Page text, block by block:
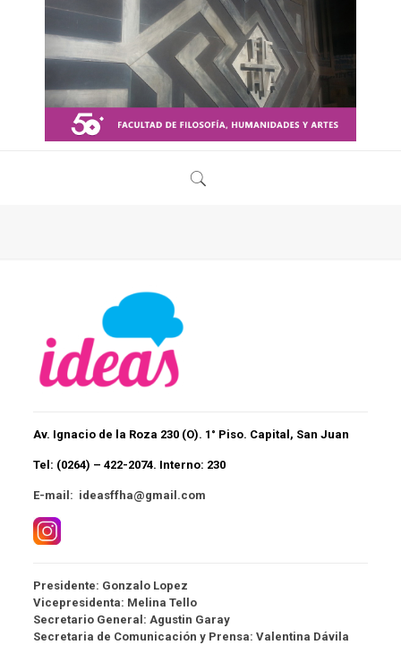
Av. Ignacio de la Roza 230 (O). 1° Piso. Capital, San Juan
Tel: (0264) – 422-2074. Interno: 230
E-mail: ideasffha@gmail.com
Presidente: Gonzalo Lopez
Vicepresidenta: Melina Tello
Secretario General: Agustin Garay
Secretaria de Comunicación y Prensa: Valentina Dávila